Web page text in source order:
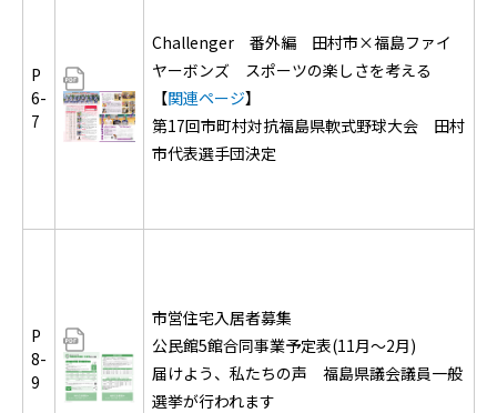
P
6-
7
Challenger 番外編 田村市×福島ファイ
ヤーボンズ スポーツの楽しさを考える
【関連ページ】
第17回市町村対抗福島県軟式野球大会 田村
市代表選手団決定
P
8-
9
市営住宅入居者募集
公民館5館合同事業予定表(11月～2月)
届けよう、私たちの声 福島県議会議員一般
選挙が行われます